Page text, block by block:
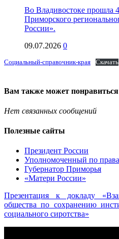
Во Владивостоке прошла
Приморского
России».
09.07.2026 0
Социальный-справочник-края Скачать
Вам также может понравиться
Нет связанных сообщений
Полезные сайты
Президент России
Уполномоченный по
Губернатор Приморья
«Матери России»
Презентация к докладу
общества по сохранению
социального сиротства»